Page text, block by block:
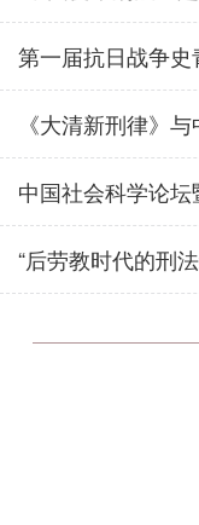
第一届抗日战争
《大清新刑律》
中国社会科学论
“后劳教时代的刑